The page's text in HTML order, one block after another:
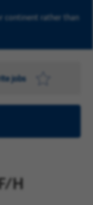
continent rather than
jobs
H